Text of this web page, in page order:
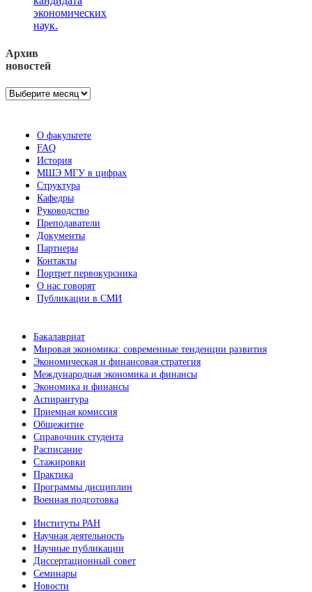
экономических
наук.
Архив
новостей
Архив
О факультете
FAQ
История
МШЭ МГУ в цифрах
Структура
Кафедры
Руководство
Преподаватели
Документы
Партнеры
Контакты
Портрет первокурсника
О нас говорят
Публикации в СМИ
Бакалавриат
Мировая экономика: современные тенденции развития
Экономическая и финансовая стратегия
Международная экономика и финансы
Экономика и финансы
Аспирантура
Приемная комиссия
Общежитие
Справочник студента
Расписание
Стажировки
Практика
Программы дисциплин
Военная подготовка
Институты РАН
Научная деятельность
Научные публикации
Диссертационный совет
Семинары
Новости